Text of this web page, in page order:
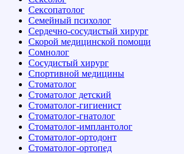
Сексопатолог
Семейный психолог
Сердечно-сосудистый хирург
Скорой медицинской помощи
Сомнолог
Сосудистый хирург
Спортивной медицины
Стоматолог
Стоматолог детский
Стоматолог-гигиенист
Стоматолог-гнатолог
Стоматолог-имплантолог
Стоматолог-ортодонт
Стоматолог-ортопед